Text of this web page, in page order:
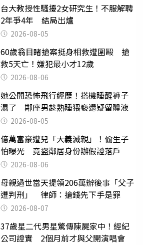
台大教授性騷擾2女研究生！不服解聘
2年爭4年 結局出爐
2026-08-05
60歲翁目睹搶案挺身相救遭圍毆 搶
救5天亡！嫌犯最小才12歲
2026-08-06
她公開恐怖飛行經歷！搭機睡醒褲子
濕了 鄰座男趁熟睡猥褻還疑留體液
2026-08-05
億萬富豪遭兒「大義滅親」！偷生子
怕曝光 竟盜鄰居身份辦假證落戶
2026-08-06
母親過世當天提領206萬辦後事「父子
遭判刑」 律師：搶錢先下手是罪
2026-08-07
37歲星二代男星驚傳陳屍家中！經紀
公司證實 2個月前才與父開演唱會